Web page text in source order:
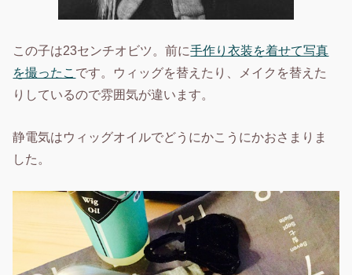
この子は23センチオビツ。前に手作り衣装を着せて写真
を撮ったこ です。ウィッグを替えたり、メイクを替えた
りしているので雰囲気が違います。
静電気はウィッグオイルでどうにかこうにかおさまりま
した。